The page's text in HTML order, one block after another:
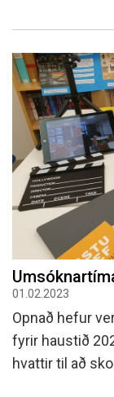
01.02.2023
Opnað hefur
fyrir haustið
hvattir til að